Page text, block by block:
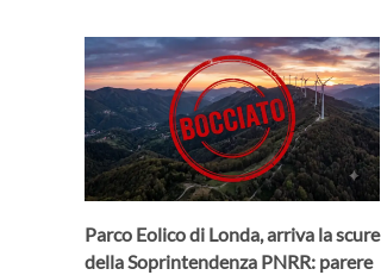
Parco Eolico di Londa, arriva la scure
della Soprintendenza PNRR: parere